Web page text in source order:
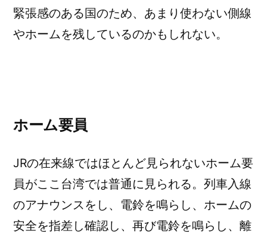
緊張感のある国のため、あまり使わない側線
やホームを残しているのかもしれない。
ホーム要員
JRの在来線ではほとんど見られないホーム要
員がここ台湾では普通に見られる。列車入線
のアナウンスをし、電鈴を鳴らし、ホームの
安全を指差し確認し、再び電鈴を鳴らし、離